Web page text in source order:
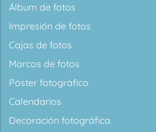
Álbum de fotos
Impresión de fotos
Cajas de fotos
Marcos de fotos
Póster fotográfico
Calendarios
Decoración fotográfica